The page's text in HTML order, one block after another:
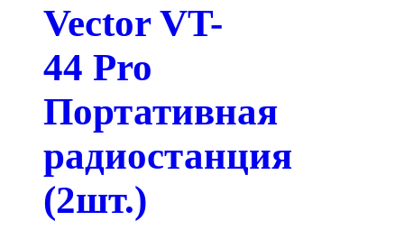
Vector VT-
44 Pro
Портативная
радиостанция
(2шт.)